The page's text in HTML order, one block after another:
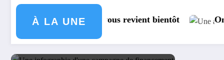
À LA UNEOn vous revient bientôt On